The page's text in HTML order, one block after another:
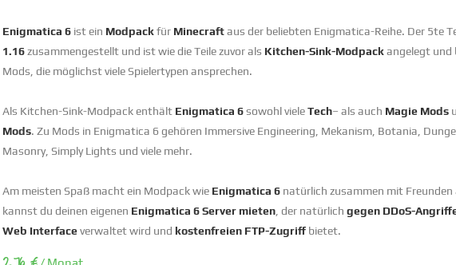
Enigmatica 6 ist ein Modpackfür Minecraftaus der beliebten Enigmatica-Reihe. Der 5te
1.16zusammengestellt und ist wie die Teile zuvor als Kitchen-Sink-Modpackangelegt und
Mods, die möglichst viele Spielertypen ansprechen.
Als Kitchen-Sink-Modpack enthält Enigmatica 6sowohl vieleTech– als auch Magie Mods
Mods. Zu Mods in Enigmatica 6 gehören Immersive Engineering, Mekanism, Botania,
Masonry, Simply Lights und viele mehr.
Am meisten Spaß macht ein Modpack wie Enigmatica 6 natürlich zusammen mit Freunden
kannst du deinen eigenen Enigmatica 6 Server mieten , der natürlich gegen DDoS-
Web Interfaceverwaltet wird und kostenfreien FTP-Zugriff bietet.